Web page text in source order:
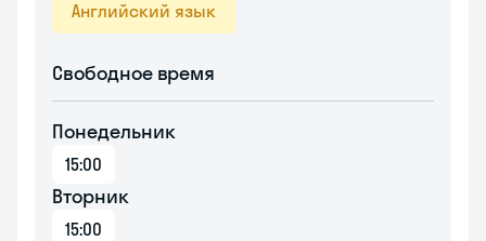
Английский язык
Свободное время
Понедельник
15:00
Вторник
15:00